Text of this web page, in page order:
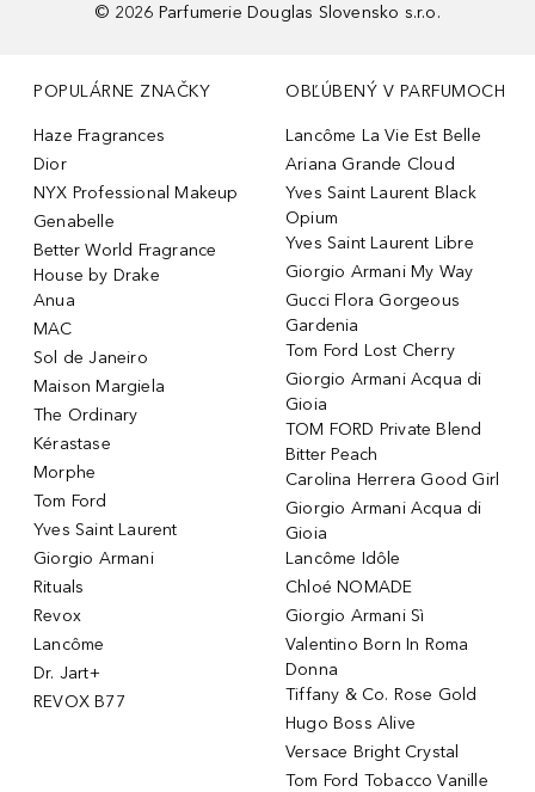
© 2026 Parfumerie Douglas Slovensko s.r.o.
POPULÁRNE ZNAČKY
Haze Fragrances
Dior
NYX Professional Makeup
Genabelle
Better World Fragrance
House by Drake
Anua
MAC
Sol de Janeiro
Maison Margiela
The Ordinary
Kérastase
Morphe
Tom Ford
Yves Saint Laurent
Giorgio Armani
Rituals
Revox
Lancôme
Dr. Jart+
REVOX B77
OBĽÚBENÝ V PARFUMOCH
Lancôme La Vie Est Belle
Ariana Grande Cloud
Yves Saint Laurent Black
Opium
Yves Saint Laurent Libre
Giorgio Armani My Way
Gucci Flora Gorgeous
Gardenia
Tom Ford Lost Cherry
Giorgio Armani Acqua di
Gioia
TOM FORD Private Blend
Bitter Peach
Carolina Herrera Good Girl
Giorgio Armani Acqua di
Gioia
Lancôme Idôle
Chloé NOMADE
Giorgio Armani Sì
Valentino Born In Roma
Donna
Tiffany & Co. Rose Gold
Hugo Boss Alive
Versace Bright Crystal
Tom Ford Tobacco Vanille